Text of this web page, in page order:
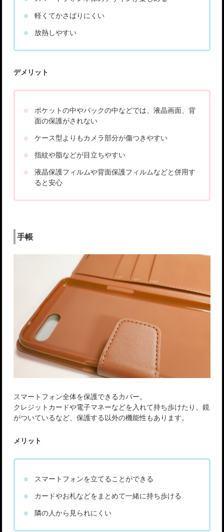
軽くてかさばりにくい
放熱しやすい
デメリット
ポケットの中やバックの中などでは、液晶画面、背
面の保護がされない
ケース型よりもカメラ部分が傷つきやすい
指紋や脂などが目立ちやすい
液晶保護フィルムや背面保護フィルムなどと併用す
ると安心
手帳
スマートフォン全体を保護できるカバー。
クレジットカードや電子マネーなどを入れて持ち歩けたり、鏡
がついているなど、保護する以外の機能性もあります。
メリット
スマートフォンを立てることができる
カードやお札などをまとめて一緒に持ち歩ける
隣の人から見られにくい